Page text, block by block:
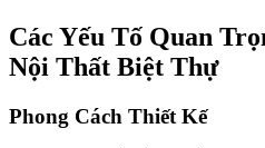
Các Yếu Tố Quan
Nội Thất Biệt Thự
Phong Cách Thiết Kế